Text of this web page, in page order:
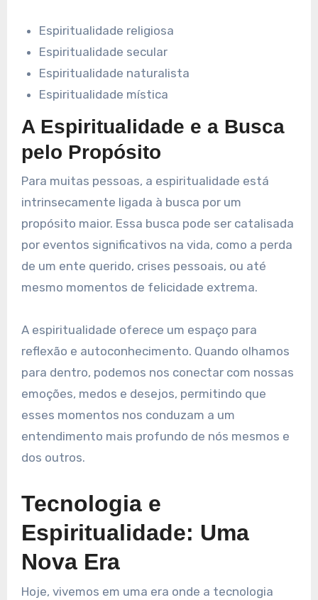
Espiritualidade religiosa
Espiritualidade secular
Espiritualidade naturalista
Espiritualidade mística
A Espiritualidade e a Busca
pelo Propósito
Para muitas pessoas, a espiritualidade está
intrinsecamente ligada à busca por um
propósito maior. Essa busca pode ser catalisada
por eventos significativos na vida, como a perda
de um ente querido, crises pessoais, ou até
mesmo momentos de felicidade extrema.
A espiritualidade oferece um espaço para
reflexão e autoconhecimento. Quando olhamos
para dentro, podemos nos conectar com nossas
emoções, medos e desejos, permitindo que
esses momentos nos conduzam a um
entendimento mais profundo de nós mesmos e
dos outros.
Tecnologia e
Espiritualidade: Uma
Nova Era
Hoje, vivemos em uma era onde a tecnologia